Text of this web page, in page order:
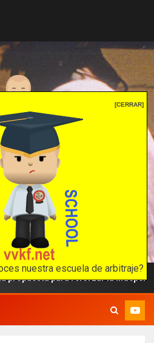
[CERRAR]
nuestra escuela de arbitraje?
el
internet
en internet
para reforzar la independencia